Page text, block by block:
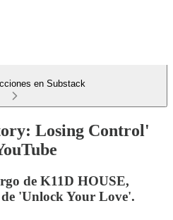
en Substack
Losing Control'
de K11D HOUSE,
'Unlock Your Love'.